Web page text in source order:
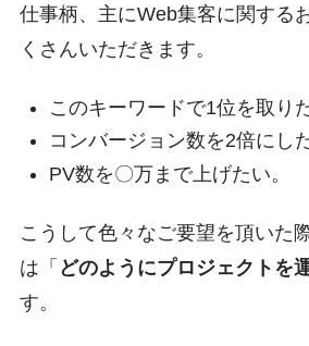
仕事柄、主にWeb集客に関する
くさんいただきます。
このキーワードで1位を取り
コンバージョン数を2倍にし
PV数を〇万まで上げたい。
こうして色々なご要望を頂いた
は「 どのようにプロジェクトを
す。